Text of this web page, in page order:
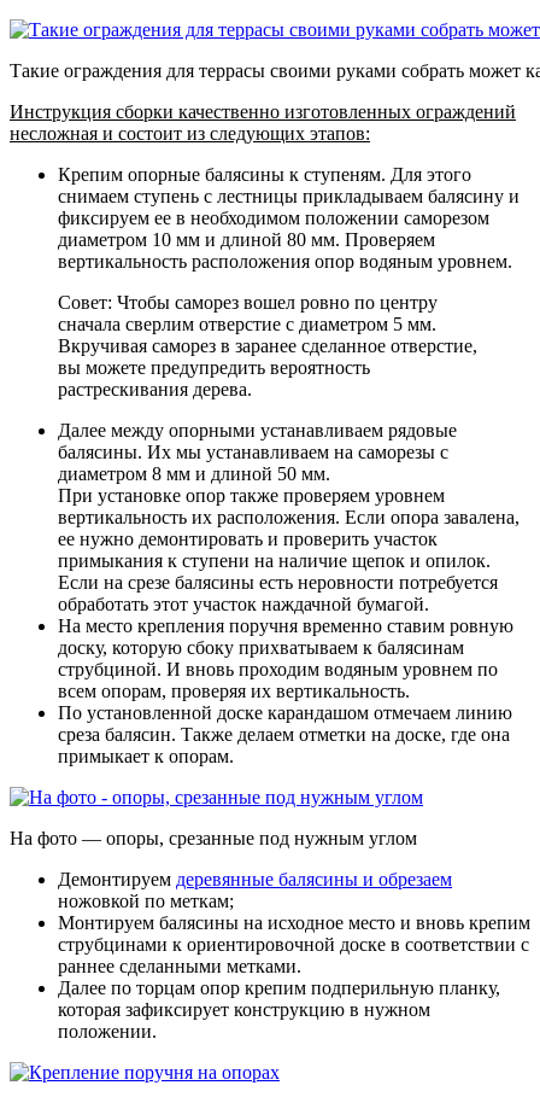
Такие ограждения для террасы своими руками собрать может
Инструкция сборки качественно изготовленных ограждений
несложная и состоит из следующих этапов:
Крепим опорные балясины к ступеням. Для этого
снимаем ступень с лестницы прикладываем балясину и
фиксируем ее в необходимом положении саморезом
диаметром 10 мм и длиной 80 мм. Проверяем
вертикальность расположения опор водяным уровнем.
Совет: Чтобы саморез вошел ровно по центру
сначала сверлим отверстие с диаметром 5 мм.
Вкручивая саморез в заранее сделанное отверстие,
вы можете предупредить вероятность
растрескивания дерева.
Далее между опорными устанавливаем рядовые
балясины. Их мы устанавливаем на саморезы с
диаметром 8 мм и длиной 50 мм.
При установке опор также проверяем уровнем
вертикальность их расположения. Если опора завалена,
ее нужно демонтировать и проверить участок
примыкания к ступени на наличие щепок и опилок.
Если на срезе балясины есть неровности потребуется
обработать этот участок наждачной бумагой.
На место крепления поручня временно ставим ровную
доску, которую сбоку прихватываем к балясинам
струбциной. И вновь проходим водяным уровнем по
всем опорам, проверяя их вертикальность.
По установленной доске карандашом отмечаем линию
среза балясин. Также делаем отметки на доске, где она
примыкает к опорам.
На фото — опоры, срезанные под нужным углом
Демонтируем деревянные балясины и обрезаем
ножовкой по меткам;
Монтируем балясины на исходное место и вновь крепим
струбцинами к ориентировочной доске в соответствии с
раннее сделанными метками.
Далее по торцам опор крепим подперильную планку,
которая зафиксирует конструкцию в нужном
положении.